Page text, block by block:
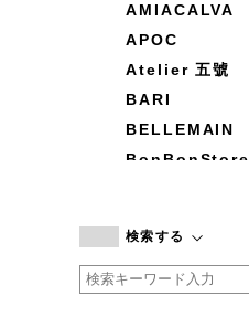
AMIACALVA
APOC
Atelier 五號
BARI
BELLEMAIN
BonBonStore
by basics
CATWORTH
検索する